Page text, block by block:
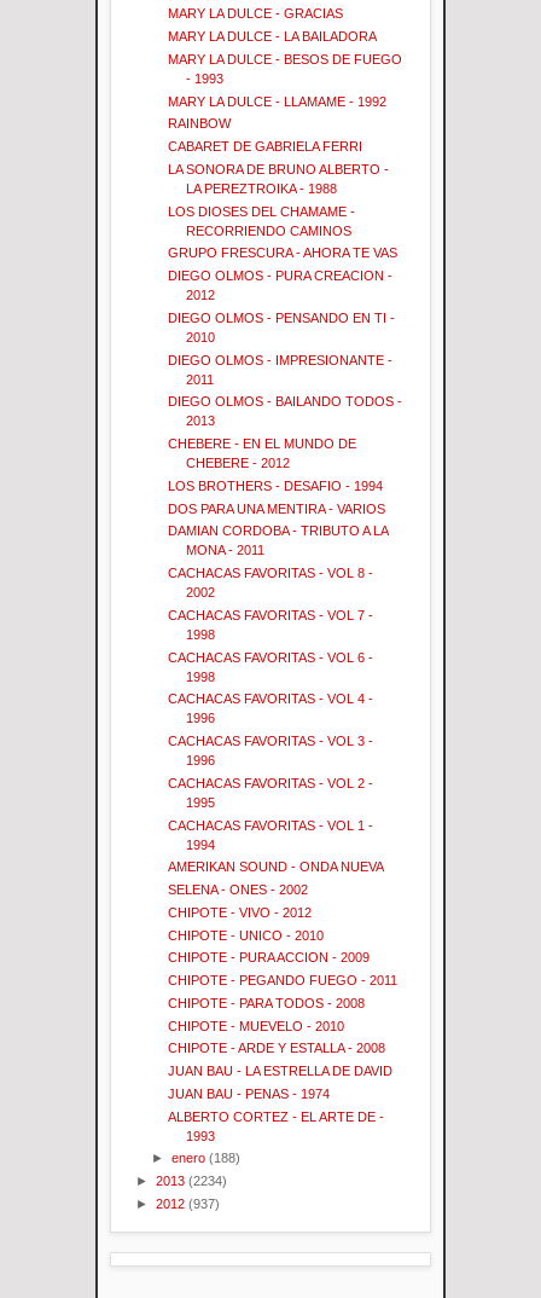
MARY LA DULCE - GRACIAS
MARY LA DULCE - LA BAILADORA
MARY LA DULCE - BESOS DE FUEGO
- 1993
MARY LA DULCE - LLAMAME - 1992
RAINBOW
CABARET DE GABRIELA FERRI
LA SONORA DE BRUNO ALBERTO -
LA PEREZTROIKA - 1988
LOS DIOSES DEL CHAMAME -
RECORRIENDO CAMINOS
GRUPO FRESCURA - AHORA TE VAS
DIEGO OLMOS - PURA CREACION -
2012
DIEGO OLMOS - PENSANDO EN TI -
2010
DIEGO OLMOS - IMPRESIONANTE -
2011
DIEGO OLMOS - BAILANDO TODOS -
2013
CHEBERE - EN EL MUNDO DE
CHEBERE - 2012
LOS BROTHERS - DESAFIO - 1994
DOS PARA UNA MENTIRA - VARIOS
DAMIAN CORDOBA - TRIBUTO A LA
MONA - 2011
CACHACAS FAVORITAS - VOL 8 -
2002
CACHACAS FAVORITAS - VOL 7 -
1998
CACHACAS FAVORITAS - VOL 6 -
1998
CACHACAS FAVORITAS - VOL 4 -
1996
CACHACAS FAVORITAS - VOL 3 -
1996
CACHACAS FAVORITAS - VOL 2 -
1995
CACHACAS FAVORITAS - VOL 1 -
1994
AMERIKAN SOUND - ONDA NUEVA
SELENA - ONES - 2002
CHIPOTE - VIVO - 2012
CHIPOTE - UNICO - 2010
CHIPOTE - PURA ACCION - 2009
CHIPOTE - PEGANDO FUEGO - 2011
CHIPOTE - PARA TODOS - 2008
CHIPOTE - MUEVELO - 2010
CHIPOTE - ARDE Y ESTALLA - 2008
JUAN BAU - LA ESTRELLA DE DAVID
JUAN BAU - PENAS - 1974
ALBERTO CORTEZ - EL ARTE DE -
1993
►enero (188)
► 2013 (2234)
► 2012 (937)